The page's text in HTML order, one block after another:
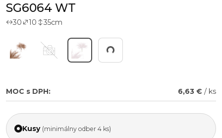
SG6064 WT
30 10 35cm Working...
MOC s DPH: 6,63 € / ks
Kusy (minimálny odber 4 ks)